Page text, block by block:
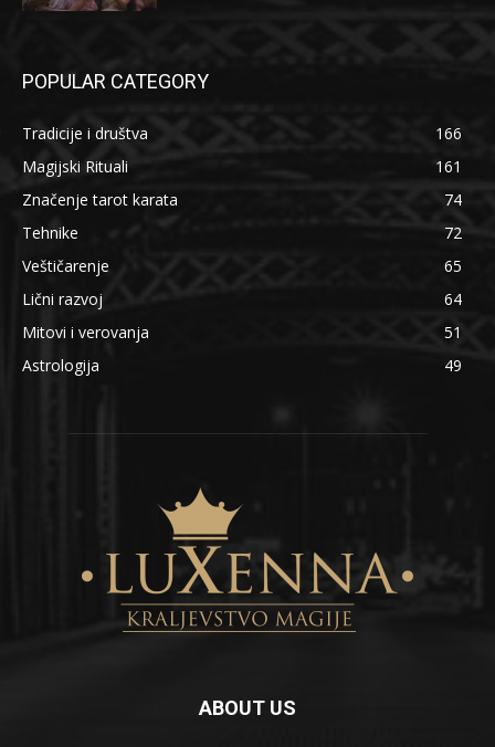
POPULAR CATEGORY
Tradicije i društva
166
Magijski Rituali
161
Značenje tarot karata
74
Tehnike
72
Veštičarenje
65
Lični razvoj
64
Mitovi i verovanja
51
Astrologija
49
ABOUT US